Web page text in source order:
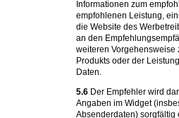
Informationen zum
empfohlenen Leistung,
die Website des
an den
weiteren Vorgehensweise
Produkts oder der
Daten.
5.6 Der Empfehler wird
Angaben im Widget
Absenderdaten) sorgfältig